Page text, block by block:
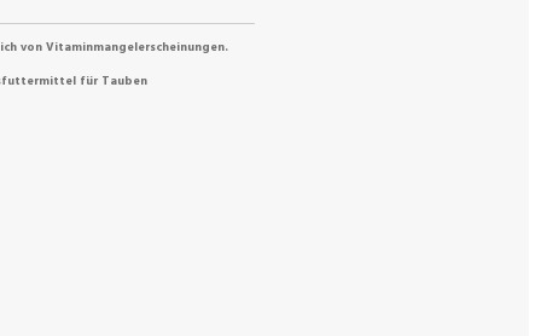
von Vitaminmangelerscheinungen.
für Tauben